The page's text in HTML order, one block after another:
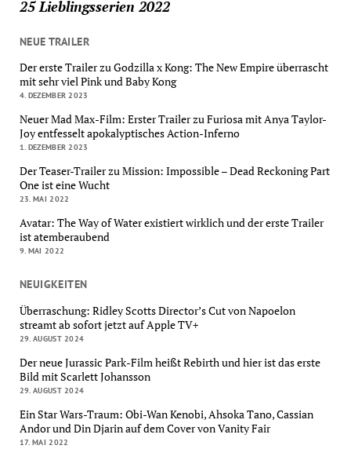
25 Lieblingsserien 2022
NEUE TRAILER
Der erste Trailer zu Godzilla x Kong: The New Empire überrascht
mit sehr viel Pink und Baby Kong
4. DEZEMBER 2023
Neuer Mad Max-Film: Erster Trailer zu Furiosa mit Anya Taylor-
Joy entfesselt apokalyptisches Action-Inferno
1. DEZEMBER 2023
Der Teaser-Trailer zu Mission: Impossible – Dead Reckoning Part
One ist eine Wucht
23. MAI 2022
Avatar: The Way of Water existiert wirklich und der erste Trailer
ist atemberaubend
9. MAI 2022
NEUIGKEITEN
Überraschung: Ridley Scotts Director’s Cut von Napoelon
streamt ab sofort jetzt auf Apple TV+
29. AUGUST 2024
Der neue Jurassic Park-Film heißt Rebirth und hier ist das erste
Bild mit Scarlett Johansson
29. AUGUST 2024
Ein Star Wars-Traum: Obi-Wan Kenobi, Ahsoka Tano, Cassian
Andor und Din Djarin auf dem Cover von Vanity Fair
17. MAI 2022